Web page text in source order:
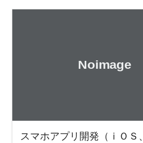
スマホアプリ開発（ｉＯＳ